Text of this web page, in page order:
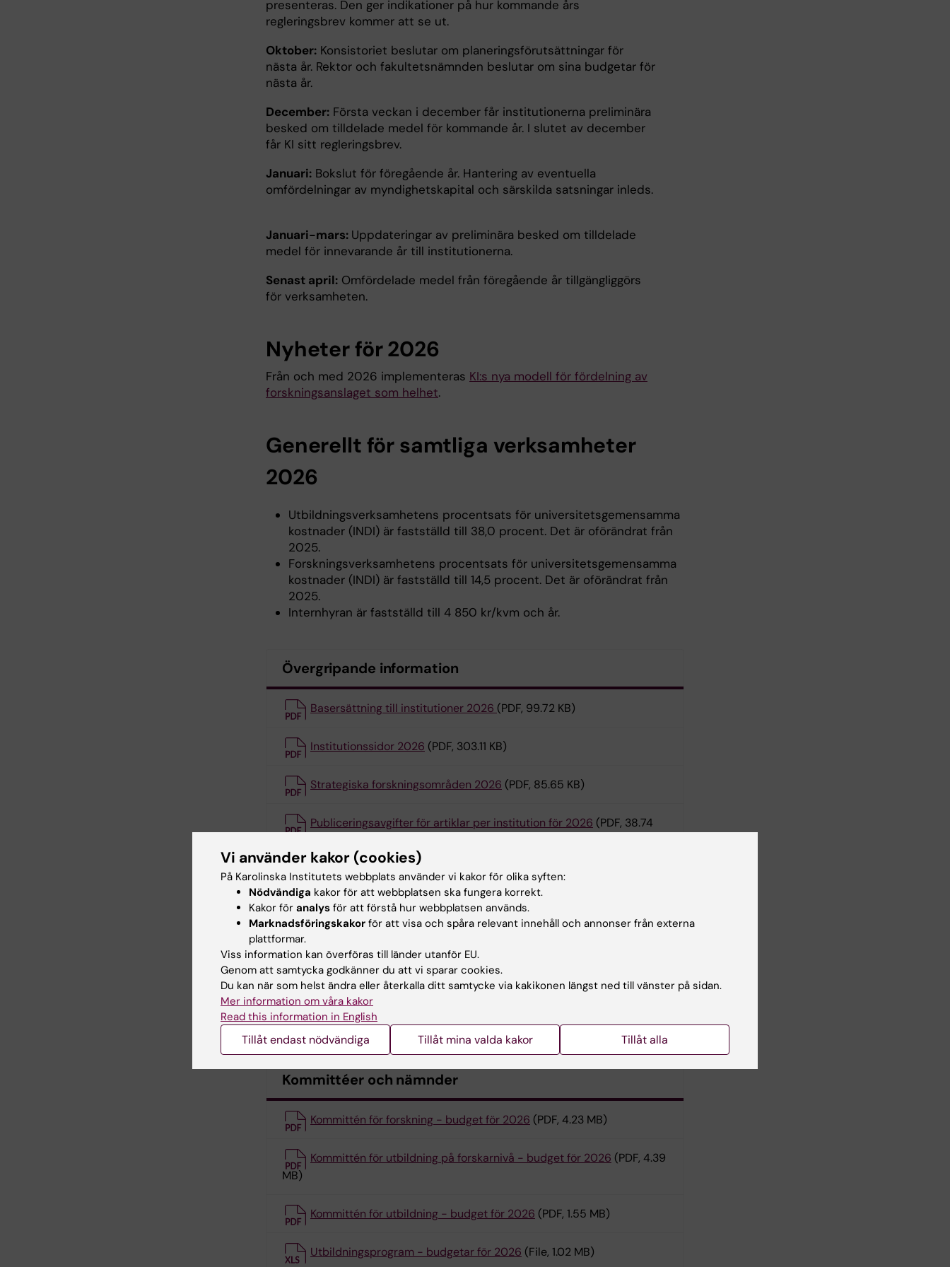
presenteras. Den ger indikationer på hur kommande års
regleringsbrev kommer att se ut.
Oktober: Konsistoriet beslutar om planeringsförutsättningar för
nästa år. Rektor och fakultetsnämnden beslutar om sina budgetar för
nästa år.
December: Första veckan i december får institutionerna preliminära
besked om tilldelade medel för kommande år. I slutet av december
får KI sitt regleringsbrev.
Januari: Bokslut för föregående år. Hantering av eventuella
omfördelningar av myndighetskapital och särskilda satsningar inleds.
Januari-mars: Uppdateringar av preliminära besked om tilldelade
medel för innevarande år till institutionerna.
Senast april: Omfördelade medel från föregående år tillgängliggörs
för verksamheten.
Nyheter för 2026
Från och med 2026 implementeras KI:s nya modell för fördelning av
forskningsanslaget som helhet.
Generellt för samtliga verksamheter
2026
Utbildningsverksamhetens procentsats för universitetsgemensamma
kostnader (INDI) är fastställd till 38,0 procent. Det är oförändrat från
2025.
Forskningsverksamhetens procentsats för universitetsgemensamma
kostnader (INDI) är fastställd till 14,5 procent. Det är oförändrat från
2025.
Internhyran är fastställd till 4 850 kr/kvm och år.
Övergripande information
Basersättning till institutioner 2026 (PDF, 99.72 KB)
Institutionssidor 2026 (PDF, 303.11 KB)
Strategiska forskningsområden 2026 (PDF, 85.65 KB)
Publiceringsavgifter för artiklar per institution för 2026 (PDF, 38.74
Beslutsdokumentation
Konsistoriets budgetramar för statsanslaget år 2026
KB)
Rektors beslut om fördelning av statsanslag 2026 (PDF, 381.22 KB)
Fakultetsnämndens budget 2026(PDF, 248.21 KB)
Kommittéer och nämnder
Kommittén för forskning - budget för 2026 (PDF, 4.23 MB)
Kommittén för utbildning på forskarnivå - budget för 2026 (PDF, 4.39
MB)
Kommittén för utbildning - budget för 2026 (PDF, 1.55 MB)
Utbildningsprogram - budgetar för 2026 (File, 1.02 MB)
Vi använder kakor (cookies)
På Karolinska Institutets webbplats använder vi kakor för olika syften:
Nödvändiga kakor för att webbplatsen ska fungera korrekt.
Kakor för analys för att förstå hur webbplatsen används.
Marknadsföringskakor för att visa och spåra relevant innehåll och annonser från externa
plattformar.
Viss information kan överföras till länder utanför EU.
Genom att samtycka godkänner du att vi sparar cookies.
Du kan när som helst ändra eller återkalla ditt samtycke via kakikonen längst ned till vänster på sidan.
Mer information om våra kakor
Read this information in English
Tillåt endast nödvändiga Tillåt mina valda kakor Tillåt alla